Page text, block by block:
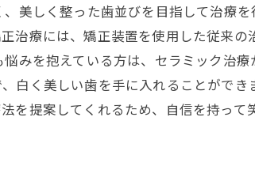
美しく整った歯並びを目指して治療を
治療には、矯正装置を使用した従来の
みを抱えている方は、セラミック治療
白く美しい歯を手に入れることができ
を提案してくれるため、自信を持って